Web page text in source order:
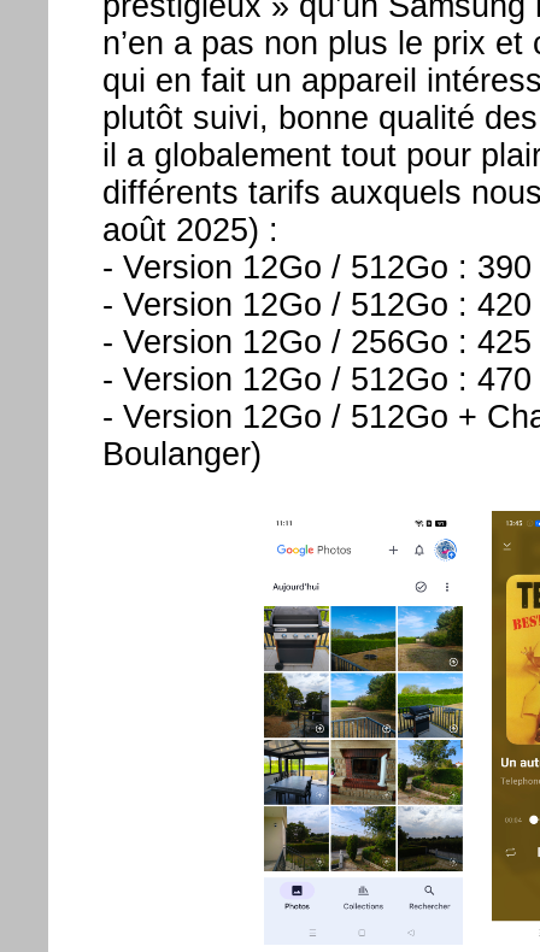
n’en a pas non plus le prix
qui en fait un appareil
plutôt suivi, bonne qualité
il a globalement tout pour
différents tarifs auxquels
août 2025) :
- Version 12Go / 512Go :
- Version 12Go / 512Go :
- Version 12Go / 256Go :
- Version 12Go / 512Go :
- Version 12Go / 512Go +
Boulanger)